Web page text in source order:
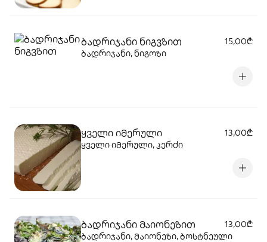
ბადრიჯანი ნიგვზით
15,00₾
ბადრიჯანი, ნიგოზი
ყველი იმერული
13,00₾
ყველი იმერული, კერძი
ბადრიჯანი მაიონეზით
13,00₾
ბადრიჯანი, მაიონეზი, ბოსტნეული